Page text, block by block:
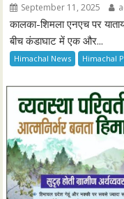
September 11, 2025
कालका-शिमला एनएच पर
बीच कंडाघाट में एक और...
Himachal News Himachal